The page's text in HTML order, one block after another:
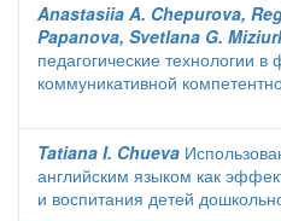
Anastasiia A. Chepurova,
Papanova, Svetlana G.
педагогические технологии
коммуникативной
Tatiana I. Chueva
английским языком как
и воспитания детей